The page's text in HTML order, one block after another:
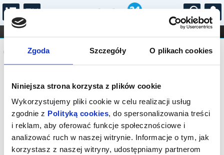
Zgoda Szczegóły O plikach cookies
Niniejsza strona korzysta z plików cookie
Wykorzystujemy pliki cookie w celu realizacji usług
zgodnie z Polityką cookies, do spersonalizowania treści
i reklam, aby oferować funkcje społecznościowe i
analizować ruch w naszej witrynie. Informacje o tym, jak
korzystasz z naszej witryny, udostępniamy partnerom
...
FILHARMONIA OPERA I BALET
STAND-UP
DLA DZIECI
Komunikat
Sprzedaż online na wydarzenie została
zakończona, zapytaj o dostępność
biletów w kasie.